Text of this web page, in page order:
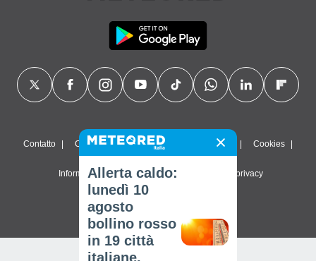
Contatto Chi siamo FAQ Termini di utilizzo Cookies
Informativa sulla privacy Impostazioni sulla privacy
© 2026 Meteored. Tutti i diritti riservati
Allerta caldo:
lunedì 10
agosto
bollino rosso
in 19 città
italiane,